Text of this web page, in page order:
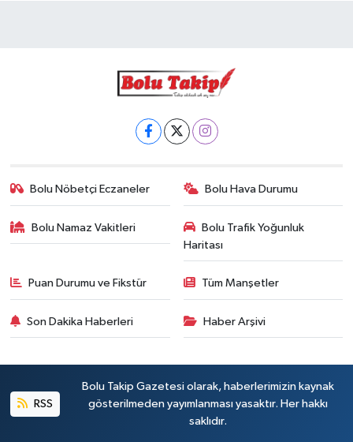
Bolu Nöbetçi Eczaneler Bolu Hava Durumu
Bolu Namaz Vakitleri
Bolu Trafik Yoğunluk
Haritası
Puan Durumu ve Fikstür Tüm Manşetler
Son Dakika Haberleri Haber Arşivi
RSS
Bolu Takip Gazetesi olarak, haberlerimizin kaynak
gösterilmeden yayımlanması yasaktır. Her hakkı
saklıdır.